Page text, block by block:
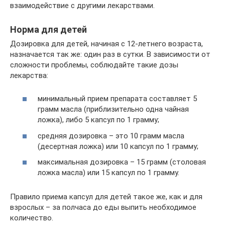
взаимодействие с другими лекарствами.
Норма для детей
Дозировка для детей, начиная с 12-летнего возраста,
назначается так же: один раз в сутки. В зависимости от
сложности проблемы, соблюдайте такие дозы
лекарства:
минимальный прием препарата составляет 5
грамм масла (приблизительно одна чайная
ложка), либо 5 капсул по 1 грамму;
средняя дозировка – это 10 грамм масла
(десертная ложка) или 10 капсул по 1 грамму;
максимальная дозировка – 15 грамм (столовая
ложка масла) или 15 капсул по 1 грамму.
Правило приема капсул для детей такое же, как и для
взрослых – за полчаса до еды выпить необходимое
количество.